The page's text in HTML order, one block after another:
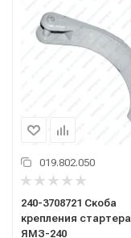
019.802.050
240-3708721 Скоба
крепления стартера
ЯМЗ-240